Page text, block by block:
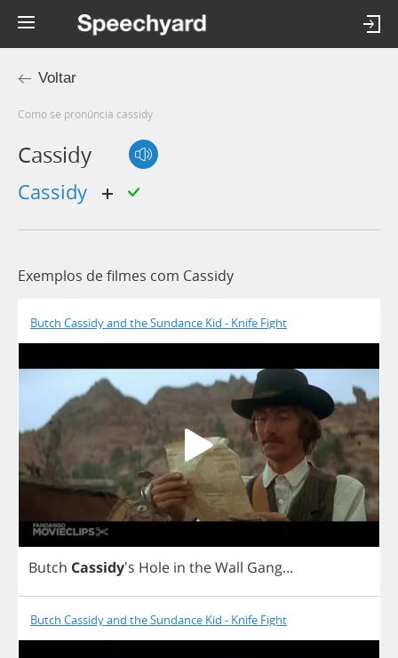
Voltar
Como se pronúncia cassidy
Cassidy
cassidy
Exemplos de filmes com Cassidy
Butch Cassidy and the Sundance Kid - Knife Fight
Butch Cassidy's Hole in theWall Gang...
Butch Cassidy and the Sundance Kid - Knife Fight